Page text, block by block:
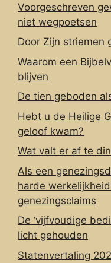
Voorgeschreven
niet wegpoetsen
Door Zijn striemen
Waarom een
blijven
De tien geboden
Hebt u de Heilige
geloof kwam?
Wat valt er af te
Als een
harde
genezingsclaims
De ‘vijfvoudige
licht gehouden
Statenvertaling